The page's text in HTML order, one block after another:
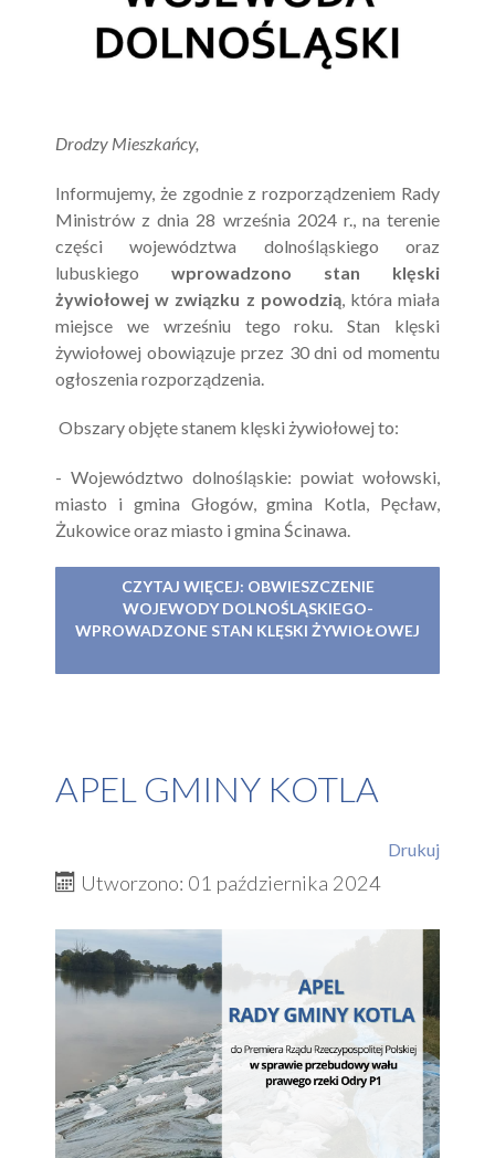
Drodzy Mieszkańcy,
Informujemy, że zgodnie z rozporządzeniem Rady
Ministrów z dnia 28 września 2024 r., na terenie
części województwa dolnośląskiego oraz
lubuskiego wprowadzono stan klęski
żywiołowej w związku z powodzią, która miała
miejsce we wrześniu tego roku. Stan klęski
żywiołowej obowiązuje przez 30 dni od momentu
ogłoszenia rozporządzenia.
Obszary objęte stanem klęski żywiołowej to:
- Województwo dolnośląskie: powiat wołowski,
miasto i gmina Głogów, gmina Kotla, Pęcław,
Żukowice oraz miasto i gmina Ścinawa.
CZYTAJ WIĘCEJ: OBWIESZCZENIE
WOJEWODY DOLNOŚLĄSKIEGO-
WPROWADZONE STAN KLĘSKI ŻYWIOŁOWEJ
APEL GMINY KOTLA
Drukuj
Utworzono: 01 października 2024